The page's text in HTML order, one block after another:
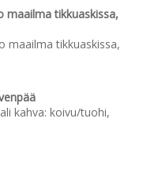
maailma tikkuaskissa,
maailma tikkuaskissa,
kahva: koivu/tuohi,